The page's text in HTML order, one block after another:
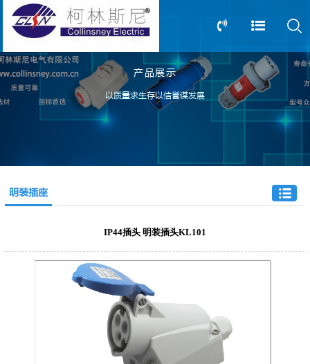
产品展示
以质量求生存以信誉谋发展
13805239166
0517-83612898
明装插座
IP44插头 明装插头KL101